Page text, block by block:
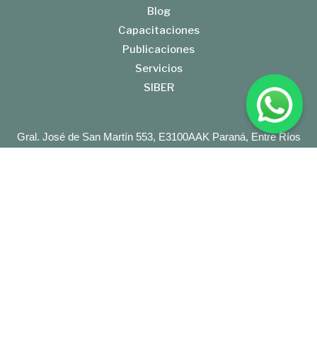
Blog
Capacitaciones
Publicaciones
Servicios
SIBER
Gral. José de San Martín 553, E3100AAK Paraná, Entre Ríos